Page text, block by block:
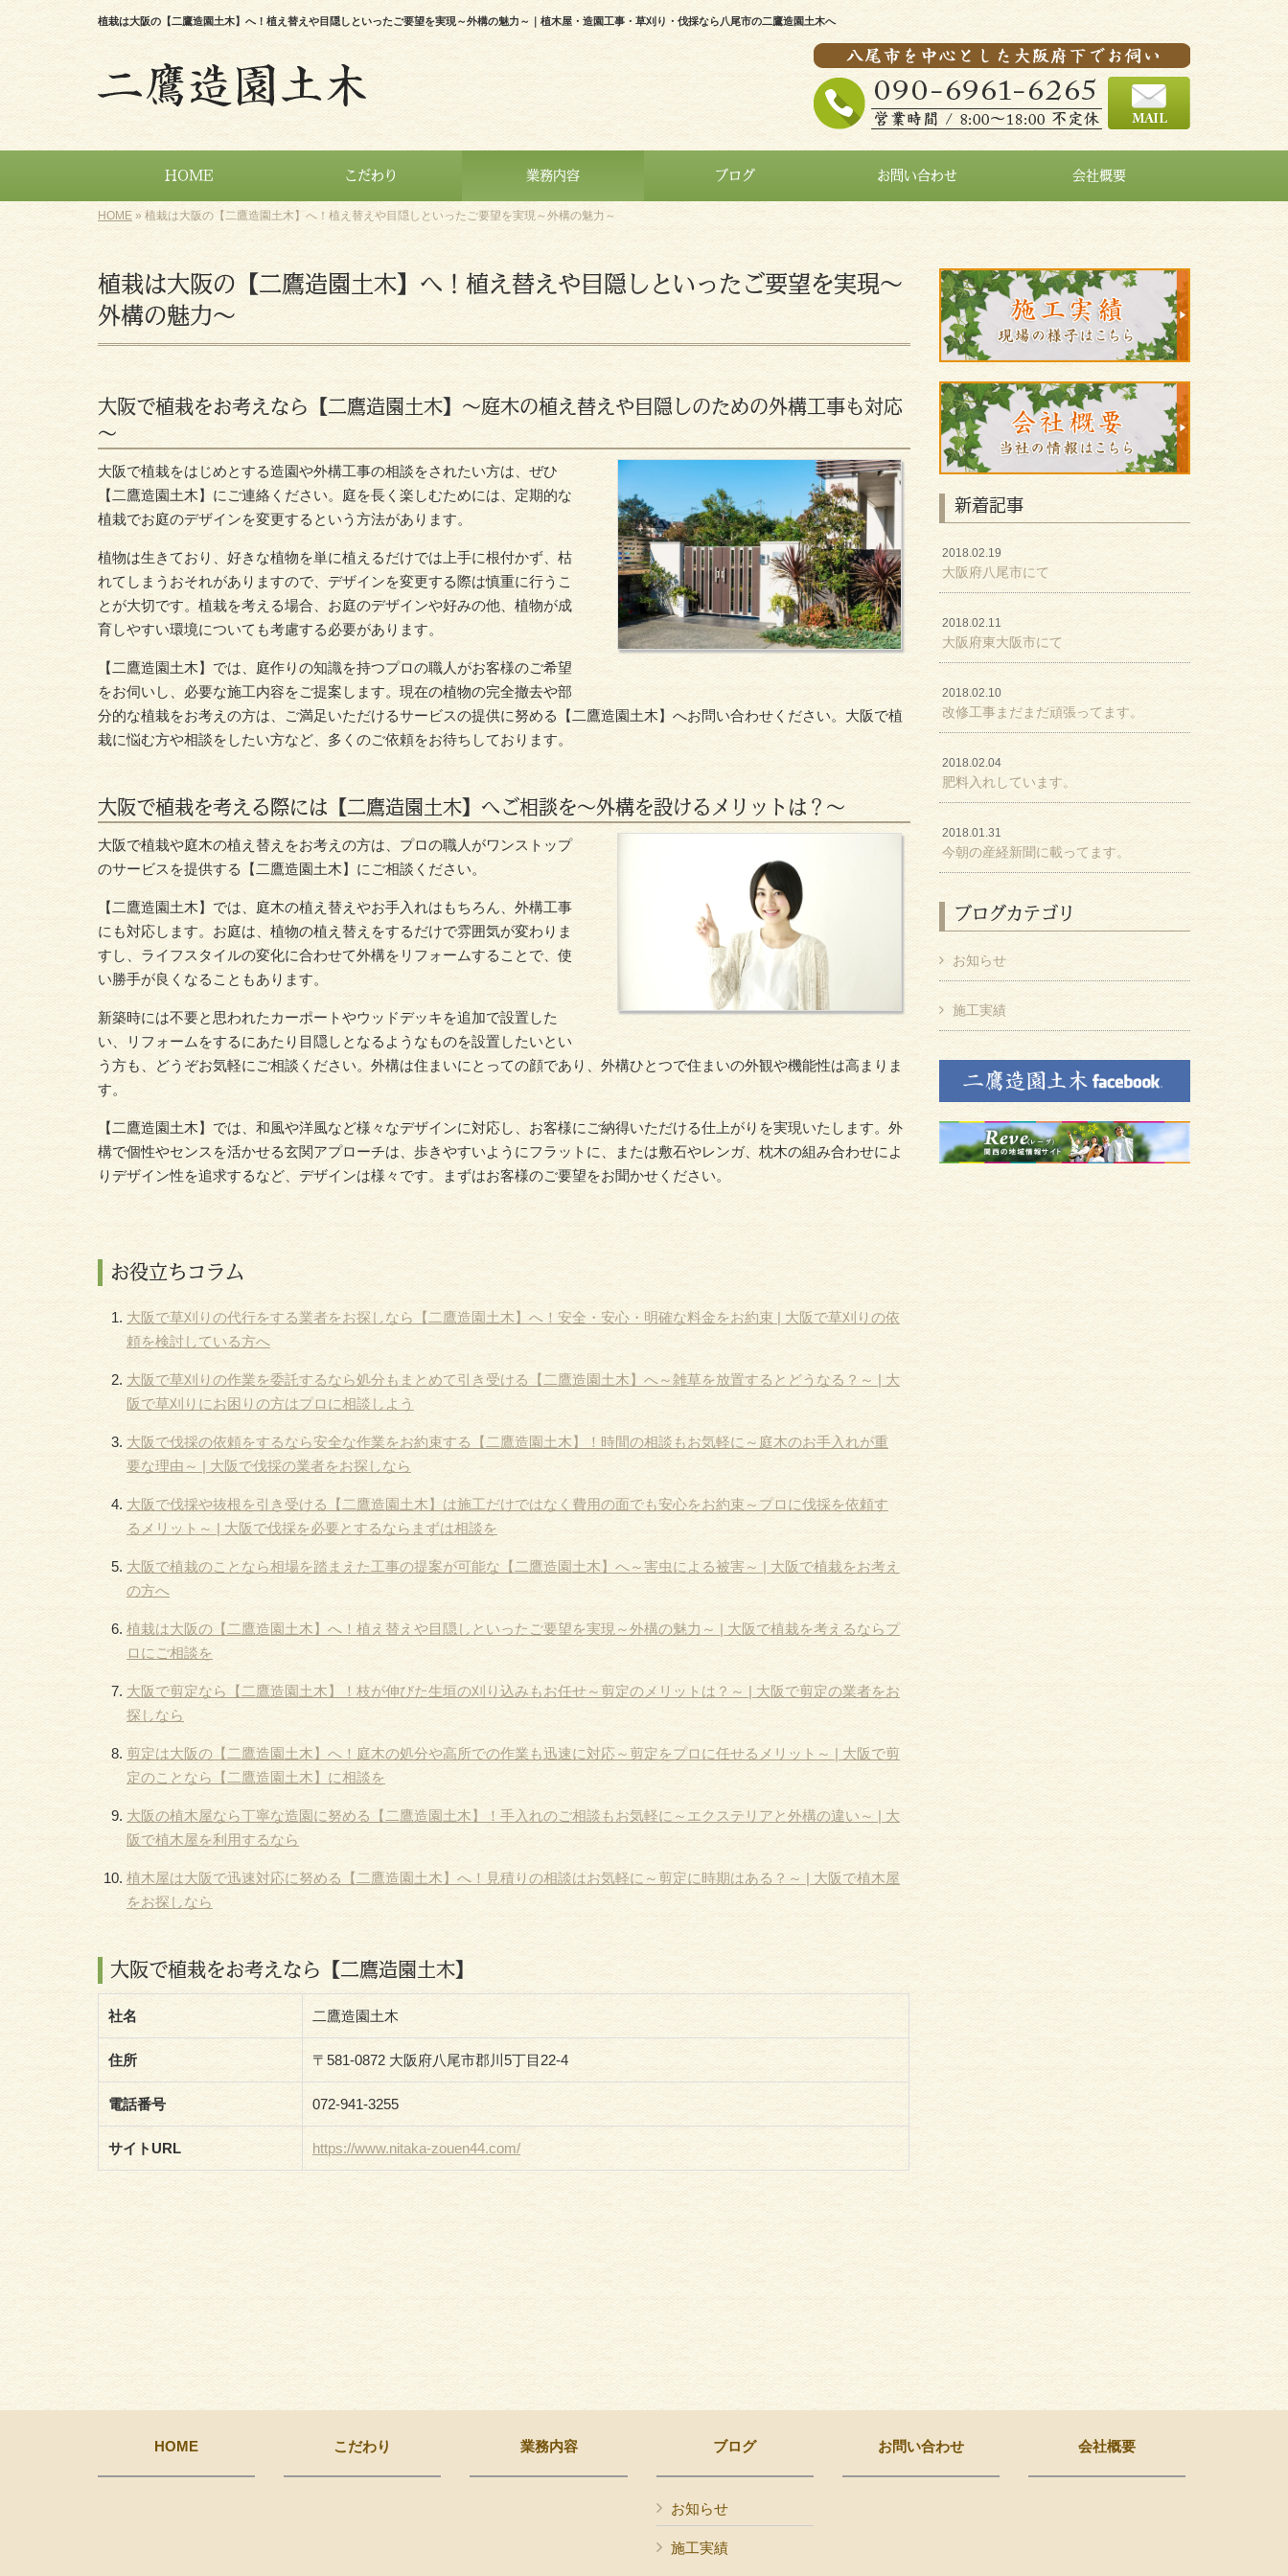
植栽は大阪の【二鷹造園土木】へ！植え替えや目隠しといったご要望を実現～外構の魅力～｜植木屋・造園工事・草刈り・伐採なら八尾市の二鷹造園土木へ
HOME こだわり 業務内容 ブログ お問い合わせ 会社概要
HOME » 植栽は大阪の【二鷹造園土木】へ！植え替えや目隠しといったご要望を実現～外構の魅力～
植栽は大阪の【二鷹造園土木】へ！植え替えや目隠しといったご要望を実現～
外構の魅力～
大阪で植栽をお考えなら【二鷹造園土木】～庭木の植え替えや目隠しのための外構工事も対応
～
大阪で植栽をはじめとする造園や外構工事の相談をされたい方は、ぜひ
【二鷹造園土木】にご連絡ください。庭を長く楽しむためには、定期的な
植栽でお庭のデザインを変更するという方法があります。
植物は生きており、好きな植物を単に植えるだけでは上手に根付かず、枯
れてしまうおそれがありますので、デザインを変更する際は慎重に行うこ
とが大切です。植栽を考える場合、お庭のデザインや好みの他、植物が成
育しやすい環境についても考慮する必要があります。
【二鷹造園土木】では、庭作りの知識を持つプロの職人がお客様のご希望
をお伺いし、必要な施工内容をご提案します。現在の植物の完全撤去や部
分的な植栽をお考えの方は、ご満足いただけるサービスの提供に努める【二鷹造園土木】へお問い合わせください。大阪で植
栽に悩む方や相談をしたい方など、多くのご依頼をお待ちしております。
大阪で植栽を考える際には【二鷹造園土木】へご相談を～外構を設けるメリットは？～
大阪で植栽や庭木の植え替え をお考えの方は、プロの職人がワンストップ
のサービスを提供する【二鷹造園土木】にご相談ください。
【二鷹造園土木】では、庭木の植え替えやお手入れはもちろん、外構工事
にも対応します。お庭は、植物の植え替えをするだけで雰囲気が変わりま
すし、ライフスタイルの変化に合わせて外構をリフォームすることで、使
い勝手が良くなることもあります。
新築時には不要と思われたカーポートやウッドデッキを追加で設置した
い、リフォームをするにあたり 目隠し となるようなものを設置したいとい
う方も、どうぞお気軽にご相談ください。外構は住まいにとっての顔であり、外構ひとつで住まいの外観や機能性は高まりま
す。
【二鷹造園土木】では、和風や洋風など様々なデザインに対応し、お客様にご納得いただける仕上がりを実現いたします。外
構で個性やセンスを活かせる玄関アプローチは、歩きやすいようにフラットに、または敷石やレンガ、枕木の組み合わせによ
りデザイン性を追求するなど、デザインは様々です。まずはお客様のご要望をお聞かせください。
お役立ちコラム
大阪で草刈りの代行をする業者をお探しなら【二鷹造園土木】へ！安全・安心・明確な料金をお約束 | 大阪で草刈りの依
頼を検討している方へ
大阪で草刈りの作業を委託するなら処分もまとめて引き受ける【二鷹造園土木】へ～雑草を放置するとどうなる？～ | 大
阪で草刈りにお困りの方はプロに相談しよう
大阪で伐採の依頼をするなら安全な作業をお約束する【二鷹造園土木】！時間の相談もお気軽に～庭木のお手入れが重
要な理由～ | 大阪で伐採の業者をお探しなら
大阪で伐採や抜根を引き受ける【二鷹造園土木】は施工だけではなく費用の面でも安心をお約束～プロに伐採を依頼す
るメリット～ | 大阪で伐採を必要とするならまずは相談を
大阪で植栽のことなら相場を踏まえた工事の提案が可能な【二鷹造園土木】へ～害虫による被害～ | 大阪で植栽をお考え
の方へ
植栽は大阪の【二鷹造園土木】へ！植え替えや目隠しといったご要望を実現～外構の魅力～ | 大阪で植栽を考えるならプ
ロにご相談を
大阪で剪定なら【二鷹造園土木】！枝が伸びた生垣の刈り込みもお任せ～剪定のメリットは？～ | 大阪で剪定の業者をお
探しなら
剪定は大阪の【二鷹造園土木】へ！庭木の処分や高所での作業も迅速に対応～剪定をプロに任せるメリット～ | 大阪で剪
定のことなら【二鷹造園土木】に相談を
大阪の植木屋なら丁寧な造園に努める【二鷹造園土木】！手入れのご相談もお気軽に～エクステリアと外構の違い～ | 大
阪で植木屋を利用するなら
植木屋は大阪で迅速対応に努める【二鷹造園土木】へ！見積りの相談はお気軽に～剪定に時期はある？～ | 大阪で植木屋
をお探しなら
大阪で植栽をお考えなら【二鷹造園土木】
社名 二鷹造園土木
住所 〒581-0872 大阪府八尾市郡川5丁目22-4
電話番号 072-941-3255
サイトURL https://www.nitaka-zouen44.com/
新着記事
2018.02.19
大阪府八尾市にて
2018.02.11
大阪府東大阪市にて
2018.02.10
改修工事まだまだ頑張ってます。
2018.02.04
肥料入れしています。
2018.01.31
今朝の産経新聞に載ってます。
ブログカテゴリ
お知らせ
施工実績
HOME こだわり 業務内容 ブログ
お知らせ
施工実績
お問い合わせ 会社概要